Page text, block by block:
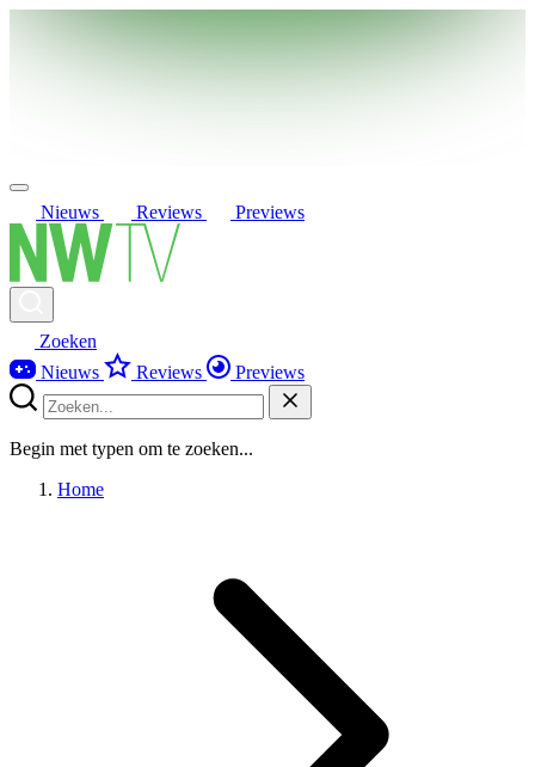
Nieuws Reviews Previews
Zoeken
Nieuws
Reviews Previews
Begin met typen om te zoeken...
Home